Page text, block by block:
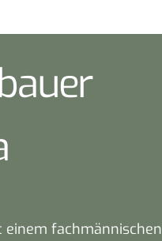
einem fachmännischen